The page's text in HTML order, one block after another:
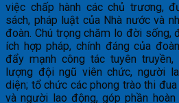
việc chấp hành các chủ trương,
sách, pháp luật của Nhà nước và
đoàn. Chú trọng chăm lo đời sống,
ích hợp pháp, chính đáng của
đẩy mạnh công tác tuyên
lượng đội ngũ viên chức, người
diện; tổ chức các phong trào thi
và người lao động, góp phần